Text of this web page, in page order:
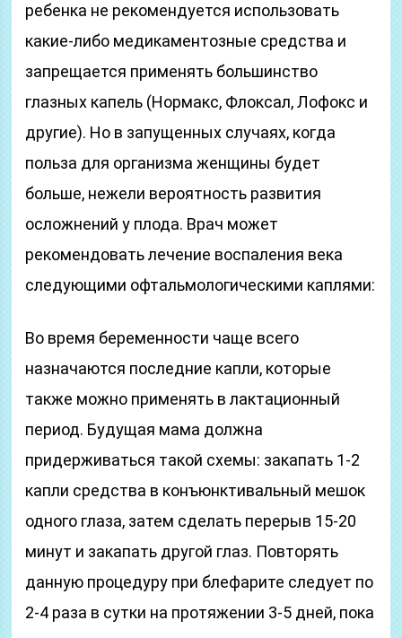
ребенка не рекомендуется использовать
какие-либо медикаментозные средства и
запрещается применять большинство
глазных капель (Нормакс, Флоксал, Лофокс и
другие). Но в запущенных случаях, когда
польза для организма женщины будет
больше, нежели вероятность развития
осложнений у плода. Врач может
рекомендовать лечение воспаления века
следующими офтальмологическими каплями:
Во время беременности чаще всего
назначаются последние капли, которые
также можно применять в лактационный
период. Будущая мама должна
придерживаться такой схемы: закапать 1-2
капли средства в конъюнктивальный мешок
одного глаза, затем сделать перерыв 15-20
минут и закапать другой глаз. Повторять
данную процедуру при блефарите следует по
2-4 раза в сутки на протяжении 3-5 дней, пока